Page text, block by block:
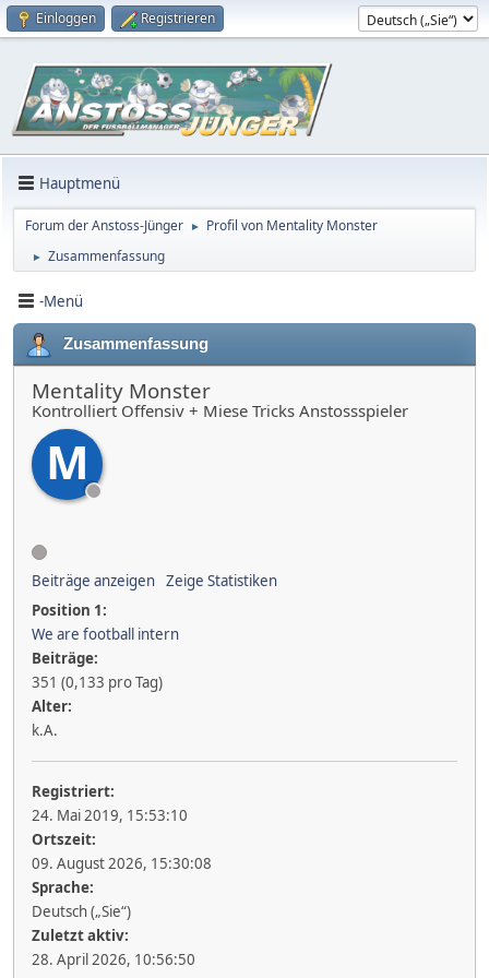
Einloggen Registrieren
Hauptmenü
Forum der Anstoss-Jünger ► Profil von Mentality Monster
► Zusammenfassung
-Menü
Zusammenfassung
Mentality Monster
Kontrolliert Offensiv + Miese Tricks Anstossspieler
M
Beiträge anzeigen Zeige Statistiken
Position 1:
We are football intern
Beiträge:
351 (0,133 pro Tag)
Alter:
k.A.
Registriert:
24. Mai 2019, 15:53:10
Ortszeit:
09. August 2026, 15:30:08
Sprache:
Deutsch („Sie“)
Zuletzt aktiv:
28. April 2026, 10:56:50